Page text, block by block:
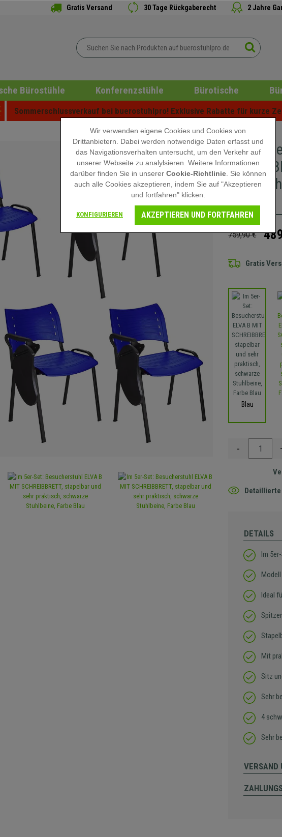
Gratis Versand 30 Tage Rückgaberecht 2 Jahre
Bürostühle Konferenzstühle Bürotische
Sommerschlussverkauf bei buerostuhlpro! Exklusive Rabatte für kurze
Im 5er-
Blau
759,90 €
Gratis
Blau
-
Detaillierte
DETAILS
Im
Ideal
Mit
Sitz
Sehr
4
Sehr
VERSAND
Wir verwenden eigene Cookies und Cookies von
Drittanbietern. Dabei werden notwendige Daten erfasst und
das Navigationsverhalten untersucht, um den Verkehr auf
unserer Webseite zu analylsieren. Weitere Informationen
darüber finden Sie in unserer Cookie-Richtlinie. Sie können
auch alle Cookies akzeptieren, indem Sie auf "Akzeptieren
und fortfahren" klicken.
KONFIGURIEREN AKZEPTIEREN UND FORTFAHREN